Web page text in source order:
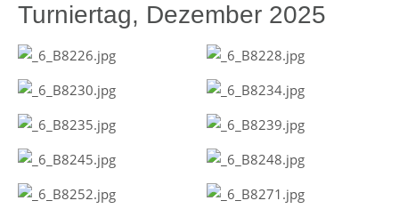
Turniertag, Dezember 2025